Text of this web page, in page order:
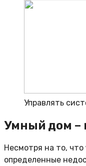
Управлять
Умный дом –
Несмотря на то,
определенные